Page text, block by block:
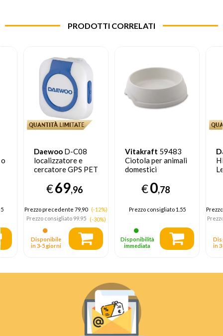
PRODOTTI CORRELATI
Daewoo D-C08
localizzatore e
cercatore GPS PET
Blu, Bianco
€69,96
Prezzo precedente 79,90 (-12%)
Prezzo consigliato99.95 (-30%)
Disponibile
in 3‑5 giorni
Vitakraft 59483
Ciotola per animali
domestici
€0,78
Prezzo consigliato1.55
Disponibilità
immediata
in